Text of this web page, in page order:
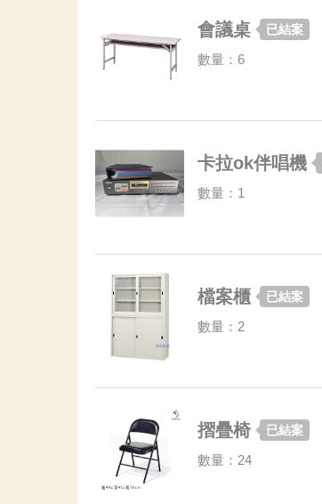
會議桌 已結案
數量：6
卡拉ok伴唱機
數量：1
檔案櫃 已結案
數量：2
摺疊椅 已結案
數量：24